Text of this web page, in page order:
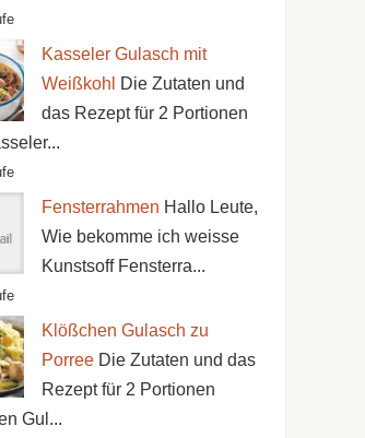
Kasseler Gulasch mit
Weißkohl
Die Zutaten und
das Rezept für 2 Portionen
Fensterrahmen Hallo Leute,
Wie bekomme ich weisse
Kunstsoff Fensterra...
Klößchen Gulasch zu
Porree Die Zutaten und das
Rezept für 2 Portionen
Gul...